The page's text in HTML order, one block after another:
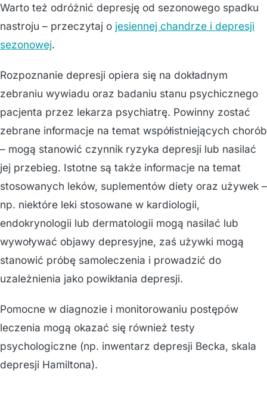
Warto też odróżnić depresję od sezonowego spadku
nastroju – przeczytaj o jesiennej chandrze i depresji
sezonowej.
Rozpoznanie depresji opiera się na dokładnym
zebraniu wywiadu oraz badaniu stanu psychicznego
pacjenta przez lekarza psychiatrę. Powinny zostać
zebrane informacje na temat współistniejących chorób
– mogą stanowić czynnik ryzyka depresji lub nasilać
jej przebieg. Istotne są także informacje na temat
stosowanych leków, suplementów diety oraz używek –
np. niektóre leki stosowane w kardiologii,
endokrynologii lub dermatologii mogą nasilać lub
wywoływać objawy depresyjne, zaś używki mogą
stanowić próbę samoleczenia i prowadzić do
uzależnienia jako powikłania depresji.
Pomocne w diagnozie i monitorowaniu postępów
leczenia mogą okazać się również testy
psychologiczne (np. inwentarz depresji Becka, skala
depresji Hamiltona).